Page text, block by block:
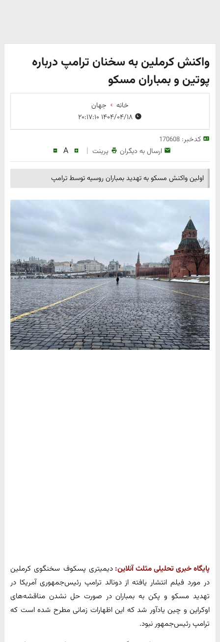
واکنش کرملین به سخنان ترامپ درباره
پوتین و بمباران مسکو
خانه
جهان
کدخبر:170608
ارسال به دیگران پرینت |
A
اولین واکنش مسکو به تهدید بمباران روسیه توسط ترامپ
پایگاه خبری تحلیلی مثلث آنلاین: دیمیتری پسکوف سخنگوی کرملین
در مورد فیلم انتشار یافته از دونالد ترامپ رئیس‌جمهوری آمریکا در
تهدید مسکو و پکن به بمباران در صورت حل نشدن مناقشه‌های
اوکراین و چین یادآور شد که این اظهارات زمانی مطرح شده است که
ترامپ رئیس‌جمهور نبود.